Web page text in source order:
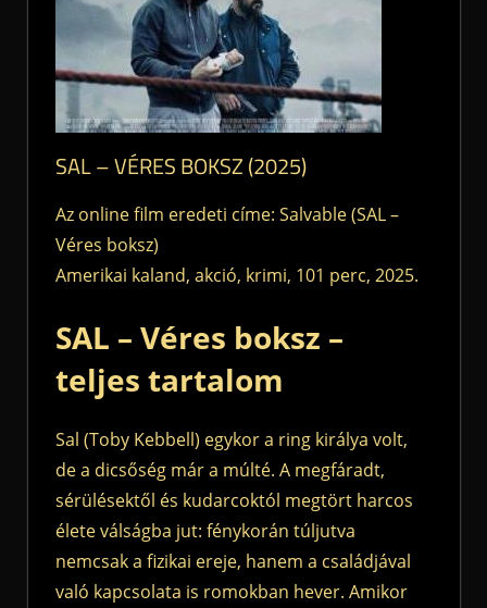
SAL – VÉRES BOKSZ (2025)
Az online film eredeti címe: Salvable (SAL –
Véres boksz)
Amerikai kaland, akció, krimi, 101 perc, 2025.
SAL – Véres boksz –
teljes tartalom
Sal (Toby Kebbell) egykor a ring királya volt,
de a dicsőség már a múlté. A megfáradt,
sérülésektől és kudarcoktól megtört harcos
élete válságba jut: fénykorán túljutva
nemcsak a fizikai ereje, hanem a családjával
való kapcsolata is romokban hever. Amikor